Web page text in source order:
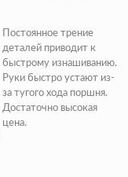
Постоянное трение
деталей приводит к
быстрому изнашиванию.
Руки быстро устают из-
за тугого хода поршня.
Достаточно высокая
цена.